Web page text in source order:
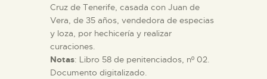
Cruz de Tenerife, casada con Juan de
Vera, de 35 años, vendedora de especias
y loza, por hechicería y realizar
curaciones.
Notas: Libro 58 de penitenciados, nº 02.
Documento digitalizado.